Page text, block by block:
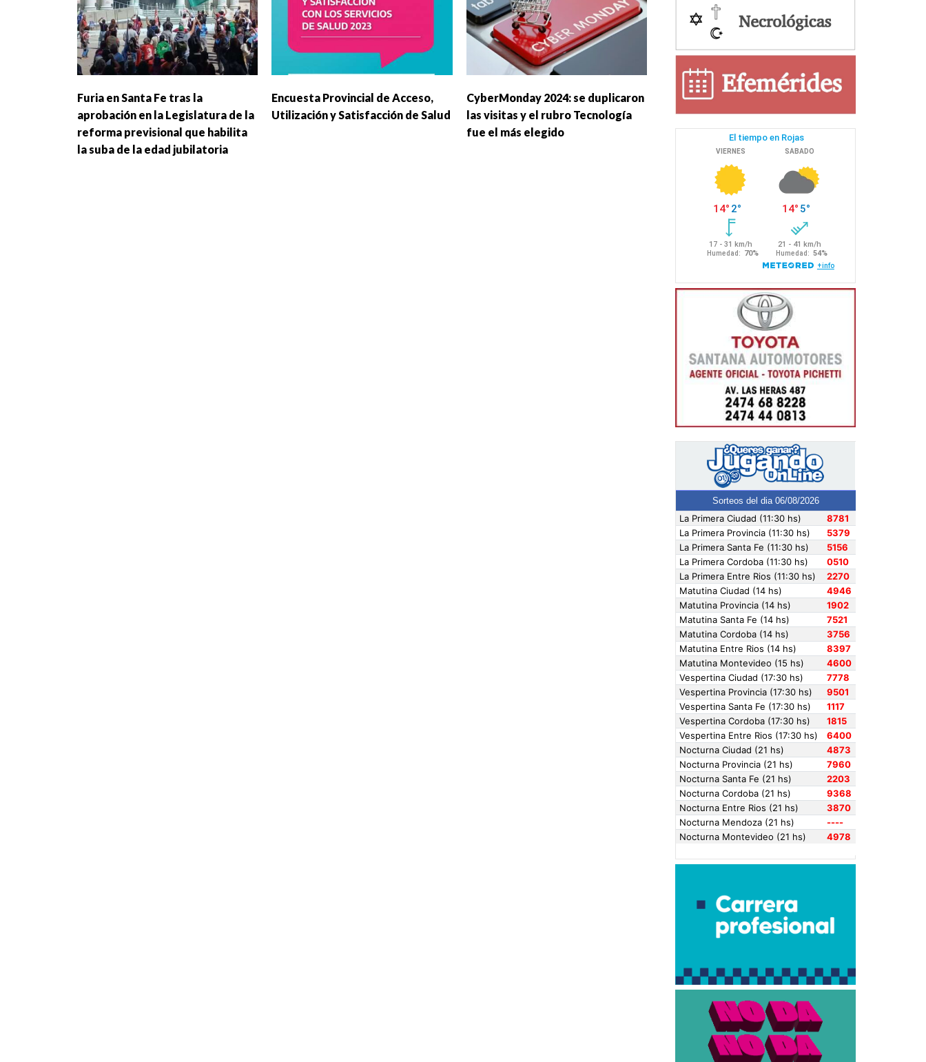
Furia en Santa Fe tras la
aprobación en la Legislatura de la
reforma previsional que habilita
la suba de la edad jubilatoria
Encuesta Provincial de Acceso,
Utilización y Satisfacción de Salud
CyberMonday 2024: se duplicaron
las visitas y el rubro Tecnología
fue el más elegido